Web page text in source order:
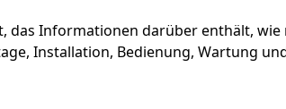
das Informationen darüber enthält,
Installation, Bedienung, Wartung